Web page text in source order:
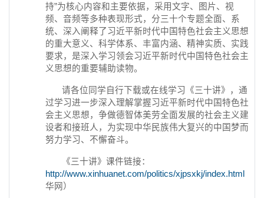
持”为核心内容和主要依据，采用文字、图片、视
频、音频等多种表现形式，分三十个专题全面、系
统、深入阐释了习近平新时代中国特色社会主义思想
的重大意义、科学体系、丰富内涵、精神实质、实践
要求，是深入学习领会习近平新时代中国特色社会主
义思想的重要辅助读物。
请各位同学自行下载或在线学习《三十讲》，通
过学习进一步深入理解掌握习近平新时代中国特色社
会主义思想，争做德智体美劳全面发展的社会主义建
设者和接班人，为实现中华民族伟大复兴的中国梦而
努力学习、不懈奋斗。
《三十讲》课件链接：
http://www.xinhuanet.com/politics/xjpsxkj/index.html
华网）